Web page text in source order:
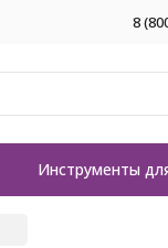
8
Инструменты